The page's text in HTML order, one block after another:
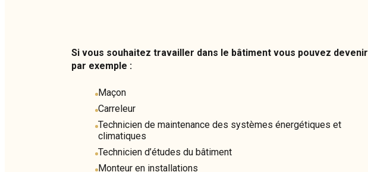
Si vous souhaitez travailler dans le bâtiment vous pouvez devenir
par exemple :
Maçon
Carreleur
Technicien de maintenance des systèmes énergétiques et
climatiques
Technicien d’études du bâtiment
Monteur en installations